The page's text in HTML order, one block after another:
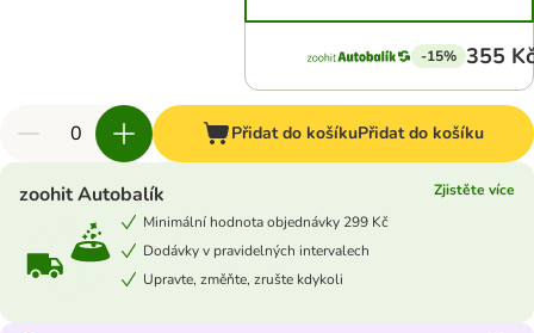
-15% 355
Přidat do košíkuPřidat do košíku
zoohit Autobalík
Zjistěte více
Minimální hodnota objednávky 299 Kč
Dodávky v pravidelných intervalech
Upravte, změňte, zrušte kdykoli